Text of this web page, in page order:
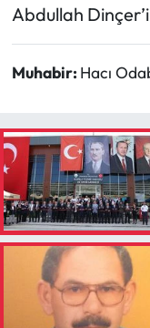
Abdullah
Muhabir: Hacı
Otomotiv
Resmi İlan
Sağlık
Siyaset
Spor
Sungurlu